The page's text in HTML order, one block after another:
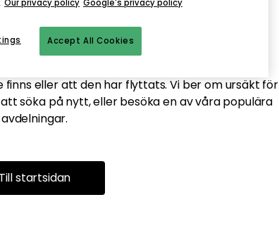
sidan du söker
eller att den har flyttats. Vi ber om ursäkt för
söka på nytt, eller besöka en av våra populära
avdelningar.
Till startsidan
Our privacy policy Google's privacy policy
Accept All Cookies